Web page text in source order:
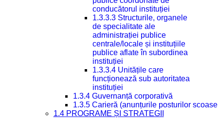
conducătorul instituției
1.3.3.3 Structurile, organele
de specialitate ale
administrației publice
centrale/locale și instituțiile
publice aflate în subordinea
instituției
1.3.3.4 Unitățile care
funcționează sub autoritatea
instituției
1.3.4 Guvernanță corporativă
1.3.5 Carieră (anunțurile posturilor
1.4 PROGRAME ȘI STRATEGII